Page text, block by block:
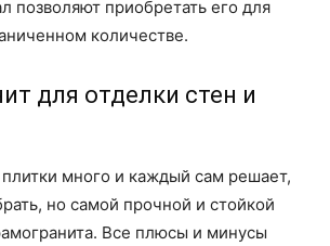
позволяют приобретать его для
количестве.
для отделки стен и
много и каждый сам решает,
но самой прочной и стойкой
Все плюсы и минусы